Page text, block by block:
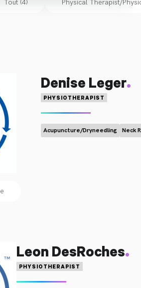
Tout (4) Physical Therapist/
Denise Leger.
PHYSIOTHERAPIST
Acupuncture/Dryneedling Neck
Leon DesRoches.
PHYSIOTHERAPIST